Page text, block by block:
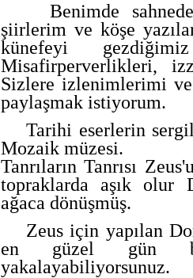
Benimde sahnede
şiirlerim ve köşe
künefeyi
Misafirperverlikleri,
Sizlere izlenimlerimi
paylaşmak istiyorum.
Tarihi eserlerin
Mozaik müzesi.
Tanrıların Tanrısı
topraklarda aşık olur
ağaca dönüşmüş.
Zeus için yapılan
en güzel gün
yakalayabiliyorsunuz.